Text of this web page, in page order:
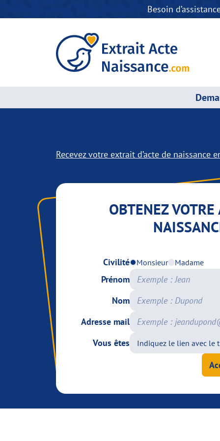
Besoin
Recevez votre extrait d’acte de naissance
OBTENEZ VOTRE
Civilité Monsieur Madame
Prénom
Nom
Adresse mail
Vous êtes